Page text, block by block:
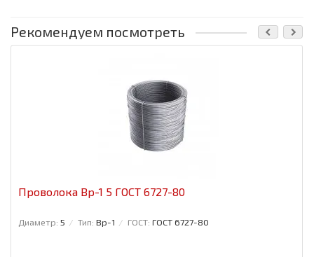
Рекомендуем посмотреть
Проволока Вр-1 5 ГОСТ 6727-80
Диаметр: 5 Тип: Вр-1 ГОСТ: ГОСТ 6727-80